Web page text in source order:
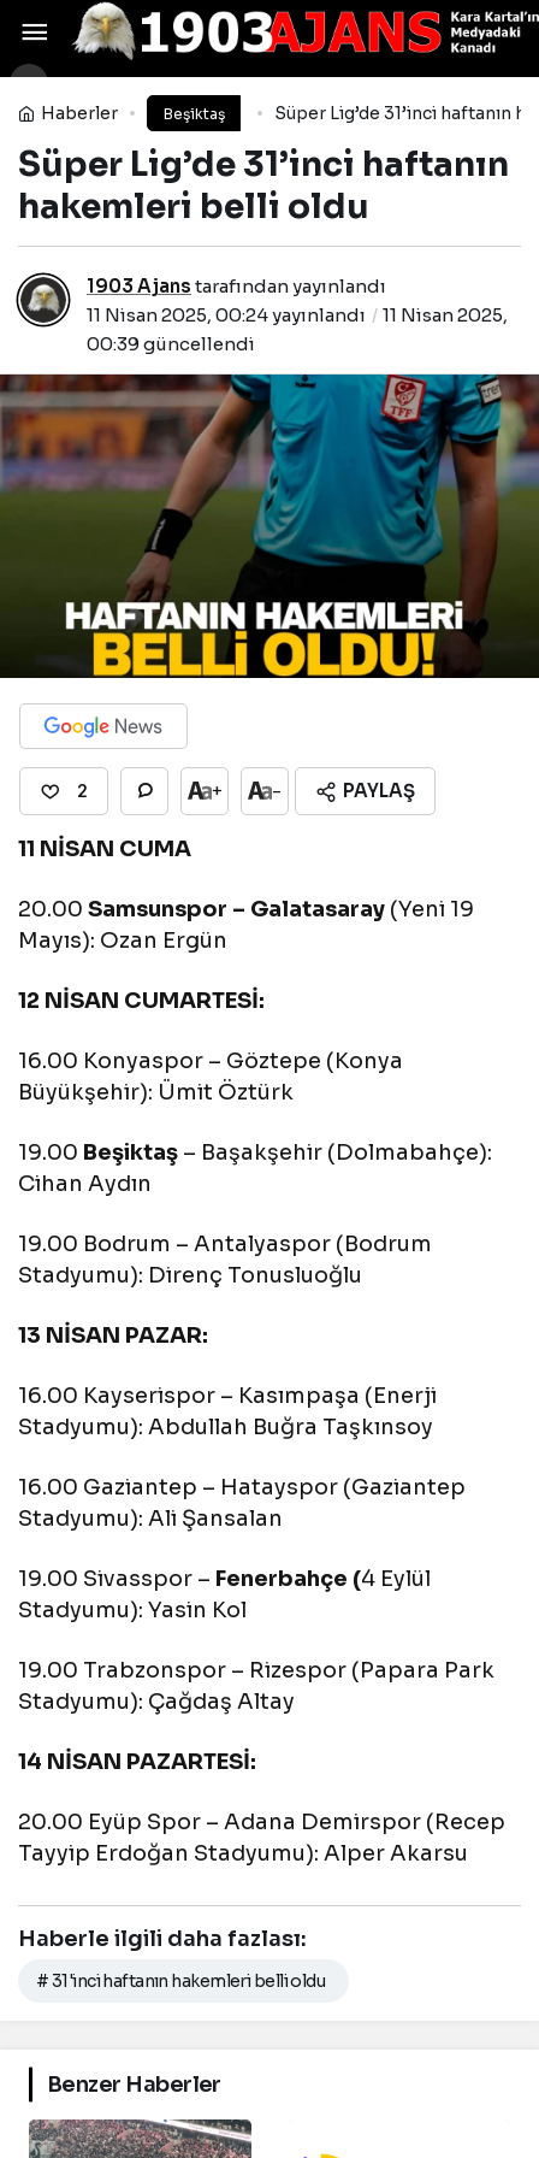
Haberler Beşiktaş Süper Lig’de 31’inci haftanın
Süper Lig’de 31’inci haftanın
hakemleri belli oldu
1903 Ajans tarafından yayınlandı
11 Nisan 2025, 00:24yayınlandı
11 Nisan 2025,
00:39güncellendi
2 + - PAYLAŞ
11 NİSAN CUMA
20.00Samsunspor – Galatasaray (Yeni 19
Mayıs): Ozan Ergün
12 NİSAN CUMARTESİ:
16.00 Konyaspor – Göztepe (Konya
Büyükşehir): Ümit Öztürk
19.00 Beşiktaş – Başakşehir (Dolmabahçe):
Cihan Aydın
19.00 Bodrum – Antalyaspor (Bodrum
Stadyumu): Direnç Tonusluoğlu
13 NİSAN PAZAR:
16.00 Kayserispor – Kasımpaşa (Enerji
Stadyumu): Abdullah Buğra Taşkınsoy
16.00 Gaziantep – Hatayspor (Gaziantep
Stadyumu): Ali Şansalan
19.00 Sivasspor – Fenerbahçe (4 Eylül
Stadyumu): Yasin Kol
19.00 Trabzonspor – Rizespor (Papara Park
Stadyumu): Çağdaş Altay
14 NİSAN PAZARTESİ:
20.00 Eyüp Spor – Adana Demirspor (Recep
Tayyip Erdoğan Stadyumu): Alper Akarsu
Haberle ilgili daha fazlası:
# 31'inci haftanın hakemleri belli oldu
Benzer Haberler
BODRUM BEŞİKTAŞLILAR
DERNEĞİ’NDEN BODTO’YA ZİYARET
Yorum Yap